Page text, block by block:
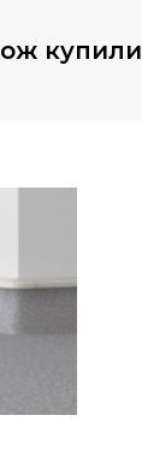
купили